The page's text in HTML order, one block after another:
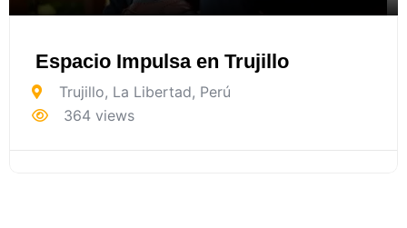
Espacio Impulsa en Trujillo
Trujillo, La Libertad, Perú
364 views